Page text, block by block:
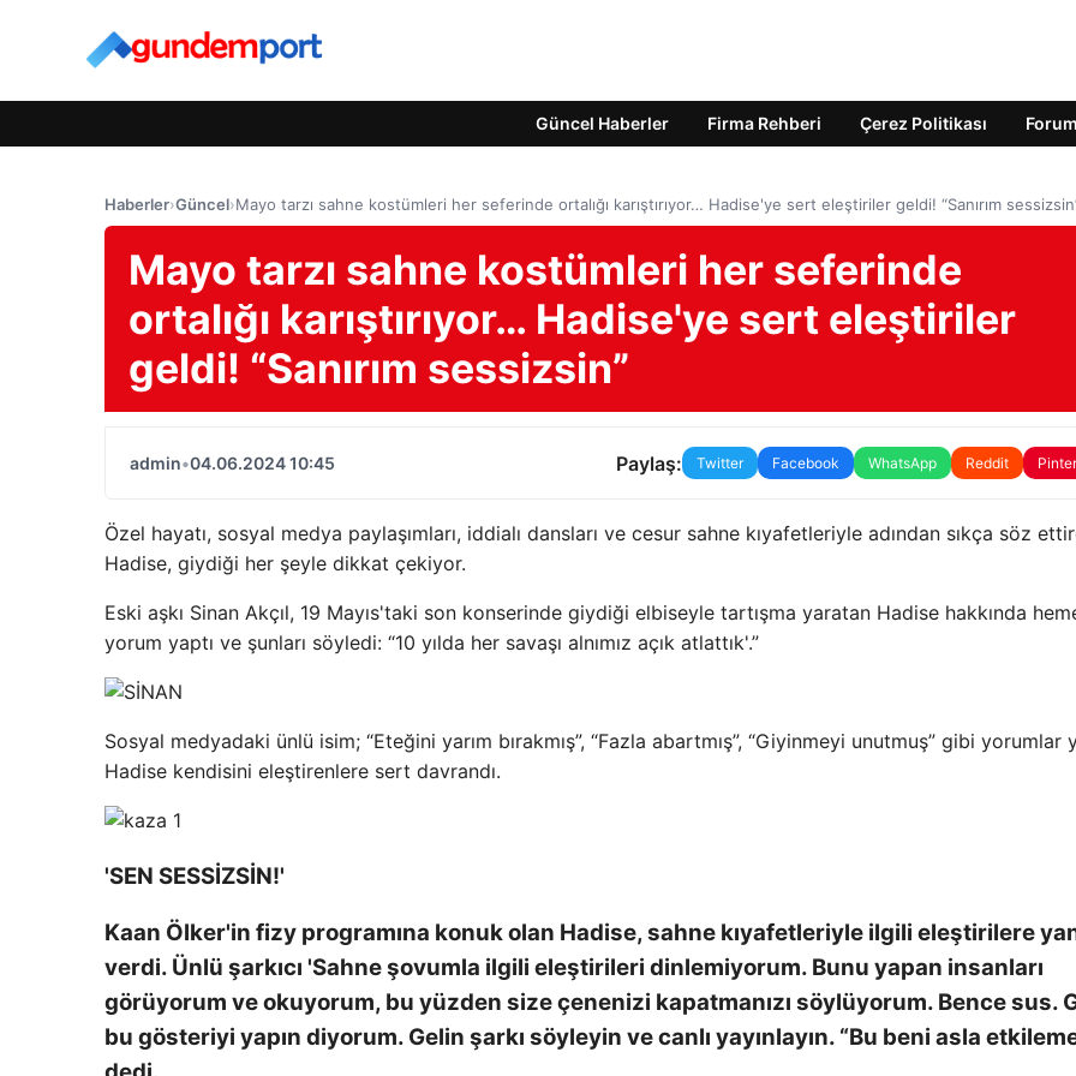
Güncel Haberler Firma Rehberi Çerez Politikası Forum
Haberler›Güncel›Mayo tarzı sahne kostümleri her seferinde ortalığı karıştırıyor… Hadise'ye sert eleştiriler geldi! “Sanırım
Mayo tarzı sahne kostümleri her seferinde
ortalığı karıştırıyor… Hadise'ye sert eleştiriler
geldi! “Sanırım sessizsin”
admin•04.06.2024 10:45 Paylaş: Twitter Facebook WhatsApp Reddit
Özel hayatı, sosyal medya paylaşımları, iddialı dansları ve cesur sahne kıyafetleriyle adından sıkça söz
Hadise, giydiği her şeyle dikkat çekiyor.
Eski aşkı Sinan Akçıl, 19 Mayıs'taki son konserinde giydiği elbiseyle tartışma yaratan Hadise hakkında
yorum yaptı ve şunları söyledi: “10 yılda her savaşı alnımız açık atlattık'.”
Sosyal medyadaki ünlü isim; “Eteğini yarım bırakmış”, “Fazla abartmış”, “Giyinmeyi unutmuş” gibi yorumlar
Hadise kendisini eleştirenlere sert davrandı.
'SEN SESSİZSİN!'
Kaan Ölker'in fizy programına konuk olan Hadise, sahne kıyafetleriyle ilgili eleştirilere
verdi. Ünlü şarkıcı 'Sahne şovumla ilgili eleştirileri dinlemiyorum. Bunu yapan insanları
görüyorum ve okuyorum, bu yüzden size çenenizi kapatmanızı söylüyorum. Bence sus.
bu gösteriyi yapın diyorum. Gelin şarkı söyleyin ve canlı yayınlayın. “Bu beni asla